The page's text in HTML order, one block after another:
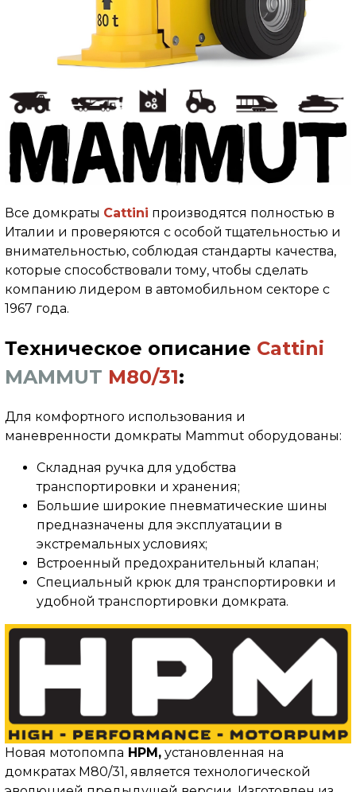
Все домкраты Cattini производятся полностью в
Италии и проверяются с особой тщательностью и
внимательностью, соблюдая стандарты качества,
которые способствовали тому, чтобы сделать
компанию лидером в автомобильном секторе с
1967 года.
Техническое описание Cattini
MAMMUT M80/31:
Для комфортного использования и
маневренности домкраты Mammut оборудованы:
Складная ручка для удобства
транспортировки и хранения;
Большие широкие пневматические шины
предназначены для эксплуатации в
экстремальных условиях;
Встроенный предохранительный клапан;
Специальный крюк для транспортировки и
удобной транспортировки домкрата.
Новая мотопомпа HPM,установленная на
домкратах M80/31, является технологической